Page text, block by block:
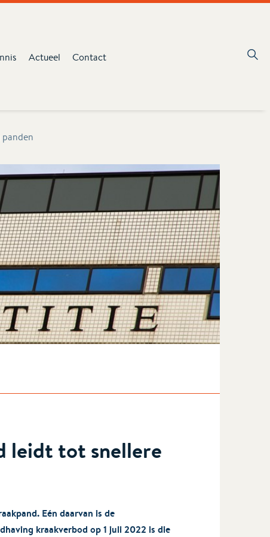
Actueel Contact
leidt tot snellere
Eén daarvan is de
kraakverbod op 1 juli 2022 is die